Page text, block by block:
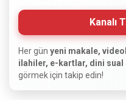
Kanalı
Her gün yeni makale,
ilahiler, e-kartlar, dini sual
görmek için takip edin!